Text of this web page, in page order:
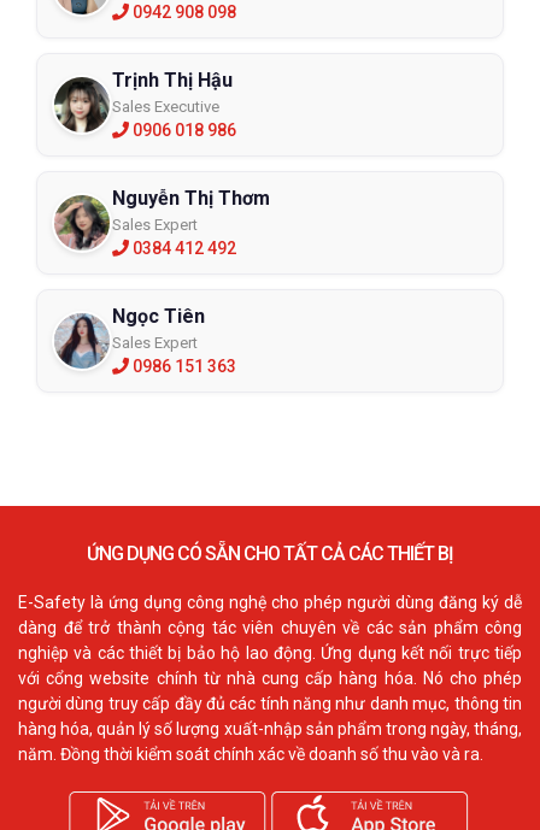
0942 908 098
Trịnh Thị Hậu
Sales Executive
0906 018 986
Nguyễn Thị Thơm
Sales Expert
0384 412 492
Ngọc Tiên
Sales Expert
0986 151 363
ỨNG DỤNG CÓ SẴN CHO TẤT CẢ CÁC THIẾT BỊ
E-Safety là ứng dụng công nghệ cho phép người dùng đăng ký dễ
dàng để trở thành cộng tác viên chuyên về các sản phẩm công
nghiệp và các thiết bị bảo hộ lao động. Ứng dụng kết nối trực tiếp
với cổng website chính từ nhà cung cấp hàng hóa. Nó cho phép
người dùng truy cấp đầy đủ các tính năng như danh mục, thông tin
hàng hóa, quản lý số lượng xuất-nhập sản phẩm trong ngày, tháng,
năm. Đồng thời kiểm soát chính xác về doanh số thu vào và ra.